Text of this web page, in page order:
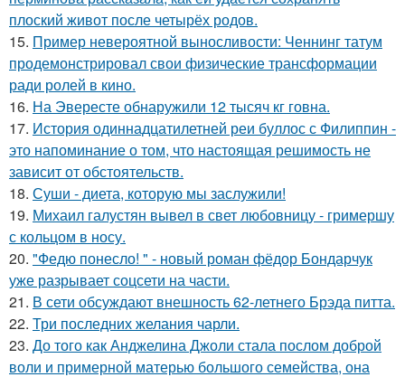
плоский живот после четырёх родов.
15. Пример невероятной выносливости: Ченнинг татум
продемонстрировал свои физические трансформации
ради ролей в кино.
16. На Эвересте обнаружили 12 тысяч кг говна.
17. История одиннадцатилетней реи буллос с Филиппин -
это напоминание о том, что настоящая решимость не
зависит от обстоятельств.
18. Суши - диета, которую мы заслужили!
19. Михаил галустян вывел в свет любовницу - гримершу
с кольцом в носу.
20. "Федю понесло! " - новый роман фёдор Бондарчук
уже разрывает соцсети на части.
21. В сети обсуждают внешность 62-летнего Брэда питта.
22. Три последних желания чарли.
23. До того как Анджелина Джоли стала послом доброй
воли и примерной матерью большого семейства, она